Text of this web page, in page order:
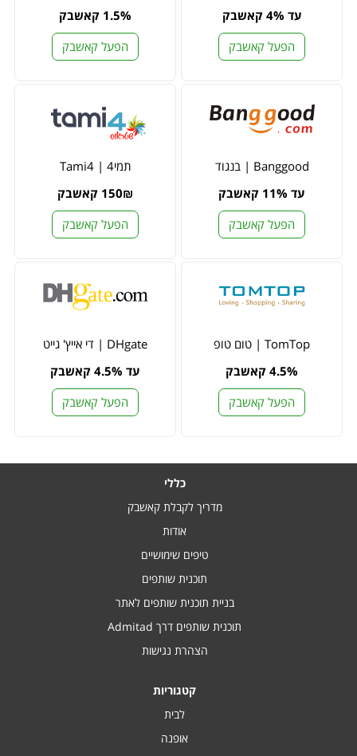
עד 4% קאשבק
הפעל קאשבק
1.5% קאשבק
הפעל קאשבק
Banggood | בנגוד
עד 11% קאשבק
הפעל קאשבק
תמי4 | Tami4
150₪ קאשבק
הפעל קאשבק
TomTop | טום טופ
4.5% קאשבק
הפעל קאשבק
DHgate | די אייץ' גייט
עד 4.5% קאשבק
הפעל קאשבק
כללי
מדריך לקבלת קאשבק
אודות
טיפים שימושיים
תוכנית שותפים
בניית תוכנית שותפים לאתר
תוכנית שותפים דרך Admitad
הצהרת נגישות
קטגוריות
לבית
אופנה